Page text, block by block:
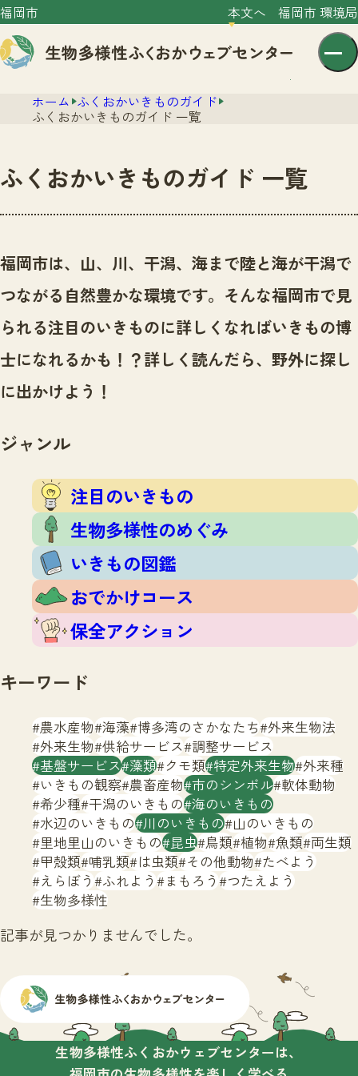
福岡市 本文へ 福岡市 環境局
センター紹介
センター紹介TOP
サイトポリシー
プライバシーポリシー
ニュースTOP
市の取組み
いきものガイド
いきものガイドTOP
注目のいきもの
生物多様性のめぐみ
保全アクション
イベント
いきもの調査隊
調査レポート
調査結果
ふくおかいきものマップ
マッチング
マッチングTOP
掲載申し込みフォーム
お問合せ
サイトマップ
ホーム ふくおかいきものガイド
ふくおかいきものガイド 一覧
ふくおかいきものガイド 一覧
福岡市は、山、川、干潟、海まで陸と海が干潟で
つながる自然豊かな環境です。 そんな福岡市で見
られる注目のいきものに詳しくなればいきもの博
士になれるかも！？詳しく読んだら、野外に探し
に出かけよう！
ジャンル
注目のいきもの
生物多様性のめぐみ
いきもの図鑑
おでかけコース
保全アクション
キーワード
農水産物 海藻 博多湾のさかなたち 外来生物法
外来生物 供給サービス 調整サービス
基盤サービス 藻類 クモ類 特定外来生物 外来種
いきもの観察 農畜産物 市のシンボル 軟体動物
希少種 干潟のいきもの 海のいきもの
水辺のいきもの 川のいきもの 山のいきもの
里地里山のいきもの 昆虫 鳥類 植物 魚類 両生類
甲殻類 哺乳類 は虫類 その他動物 たべよう
えらぼう ふれよう まもろう つたえよう
生物多様性
記事が見つかりませんでした。
生物多様性ふくおかウェブセンターは、